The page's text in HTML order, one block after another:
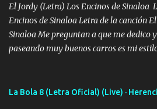
bien cuidado bien atrabancado y a los
lo que hablo Entre lob...
El Jordy (Letra) Los Encinos de Sinaloa
Encinos de Sinaloa Letra de la canción
Sinaloa Me preguntan a que me dedico
paseando muy buenos carros es mi
miraban trabajando la escuela dejé el
La Bola 8 (Letra Oficial) (Live) ·